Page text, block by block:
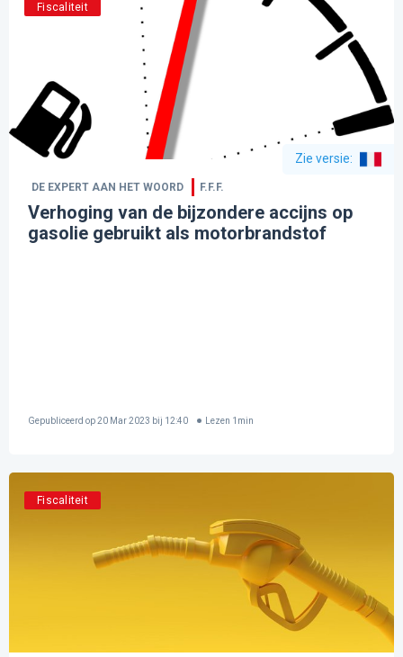
Fiscaliteit
Zie versie:
DE EXPERT AAN HET WOORD F.F.F.
Verhoging van de bijzondere accijns op
gasolie gebruikt als motorbrandstof
Gepubliceerd op20 Mar 2023 bij 12:40 Lezen 1 min
Fiscaliteit